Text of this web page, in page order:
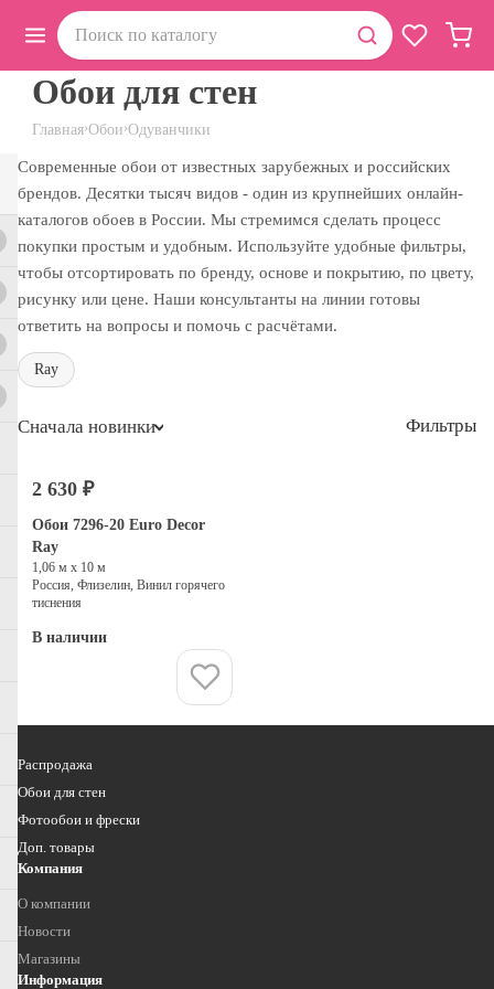
Главная›Обои›Одуванчики
Обои для стен
Современные обои от известных зарубежных и российских
брендов. Десятки тысяч видов - один из крупнейших онлайн-
каталогов обоев в России. Мы стремимся сделать процесс
покупки простым и удобным. Используйте удобные фильтры,
чтобы отсортировать по бренду, основе и покрытию, по цвету,
рисунку или цене. Наши консультанты на линии готовы
ответить на вопросы и помочь с расчётами.
Ray
Сначала новинки Фильтры
2 630 ₽
Обои 7296-20 Euro Decor
Ray
1,06 м х 10 м
Россия, Флизелин, Винил горячего
тиснения
В наличии
Распродажа
Обои для стен
Фотообои и фрески
Доп. товары
Компания
О компании
Новости
Магазины
Информация